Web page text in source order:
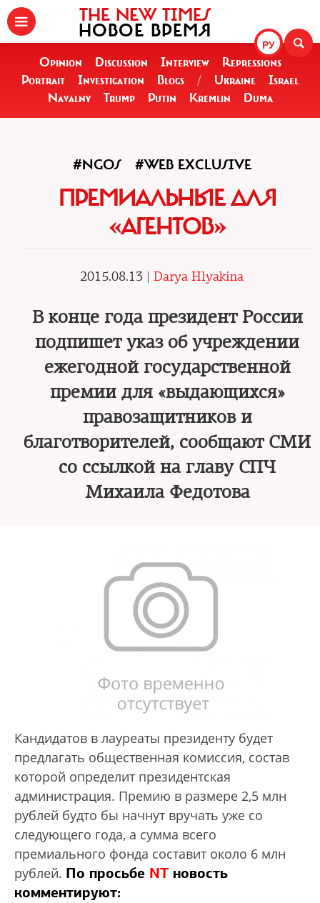
РУ
THE NEW TIMES
НОВОЕ ВРЕМЯ
Opinion Discussion Interview
Repressions
Portrait
Investigation Blogs / Ukraine
Israel
Navalny
Trump Putin Kremlin Duma
#NGOS #WEB EXCLUSIVE
ПРЕМИАЛЬНЫЕ ДЛЯ
«АГЕНТОВ»
2015.08.13 | Darya Hlyakina
В конце года президент России
подпишет указ об учреждении
ежегодной государственной
премии для «выдающихся»
правозащитников и
благотворителей, сообщают СМИ
со ссылкой на главу СПЧ
Михаила Федотова
Кандидатов в лауреаты президенту будет
предлагать общественная комиссия, состав
которой определит президентская
администрация. Премию в размере 2,5 млн
рублей будто бы начнут вручать уже со
следующего года, а сумма всего
премиального фонда составит около 6 млн
рублей. По просьбе NT новость
комментируют: